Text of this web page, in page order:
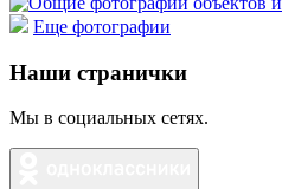
Еще фотографии
Наши странички
Мы в социальных сетях.